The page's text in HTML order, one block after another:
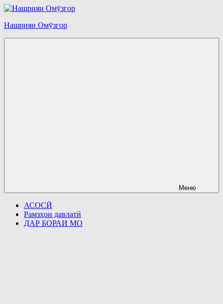
Перейти
содержимому
Нашрияи Омӯзгор
Меню
АСОСӢ
Рамзҳои давлатӣ
ДАР БОРАИ МО